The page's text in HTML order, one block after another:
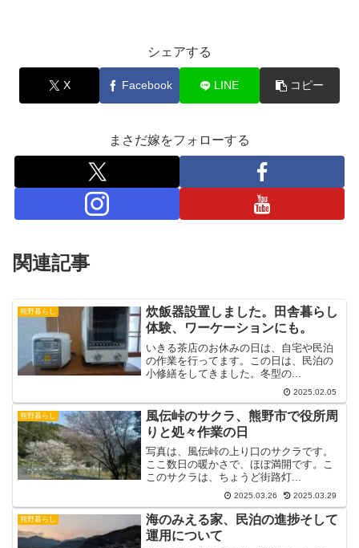
シェアする
X Facebook LINE コピー
まさだ嫁をフォローする
関連記事
熊野暮らし
炊飯器設置しました。田舎暮らし
体験、ワーケーションにも。
いきる茶店のお休みの日は、自宅や民泊
の作業を行ってます。この日は、民泊の
小修繕をしてきました。冬型の...
2025.02.05
熊野暮らし
風伝峠のサクラ、熊野市で役所周
りと処々作業の日
写真は、風伝峠の上り口のサクラです。
ここ数日の暖かさで、ほぼ満開です。こ
このサクラは、ちょうど街路灯...
2025.03.26 2025.03.29
熊野暮らし
海のみえる家、民泊の進捗そして
運用について